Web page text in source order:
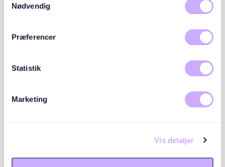
cookies, hvis du fortsætter med at anvende vores
Nødvendig
Præferencer
Statistik
Marketing
Vis detaljer
(176 aktive / 3 passive)